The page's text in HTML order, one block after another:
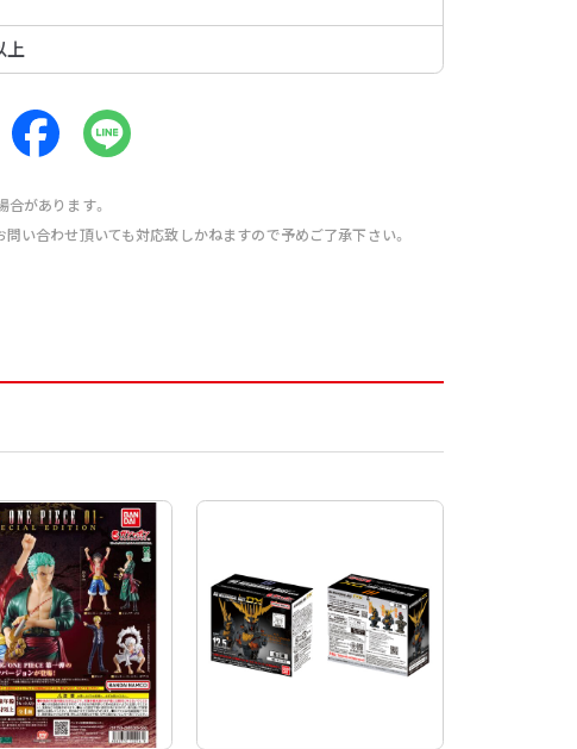
上
があります。
い合わせ頂いても対応致しかねますので予めご了承下さい。